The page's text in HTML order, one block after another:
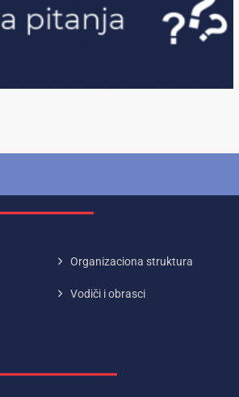
Organizaciona struktura
Vodiči i obrasci